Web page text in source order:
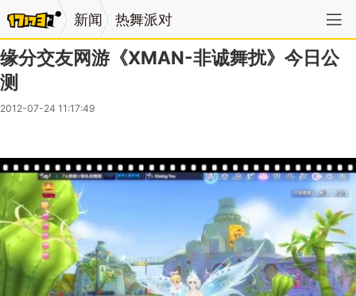
新闻 热舞派对
缘分交友网游《XMAN-非诚舞扰》今日公
测
2012-07-24 11:17:49